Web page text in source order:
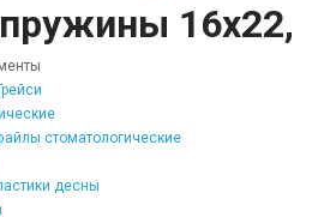
стоматологические
десны
16х22,